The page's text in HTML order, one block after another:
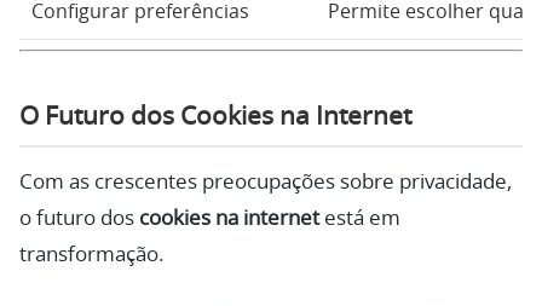
Configurar preferências Permite escolher
O Futuro dos Cookies na Internet
Com as crescentes preocupações sobre privacidade,
o futuro dos cookies na internetestá em
transformação.